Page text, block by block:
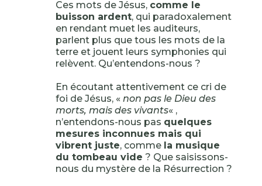
Ces mots de Jésus, comme le
buisson ardent, qui paradoxalement
en rendant muet les auditeurs,
parlent plus que tous les mots de la
terre et jouent leurs symphonies qui
relèvent. Qu’entendons-nous ?
En écoutant attentivement ce cri de
foi de Jésus, « non pas le Dieu des
morts, mais des vivants« ,
n’entendons-nous pas quelques
mesures inconnues mais qui
vibrent juste, comme la musique
du tombeau vide ? Que saisissons-
nous du mystère de la Résurrection ?